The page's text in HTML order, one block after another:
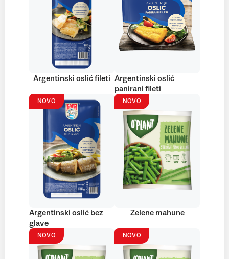
Argentinski oslić fileti Argentinski oslić
panirani fileti
NOVO
Argentinski oslić bez
glave
NOVO
Zelene mahune
NOVO NOVO